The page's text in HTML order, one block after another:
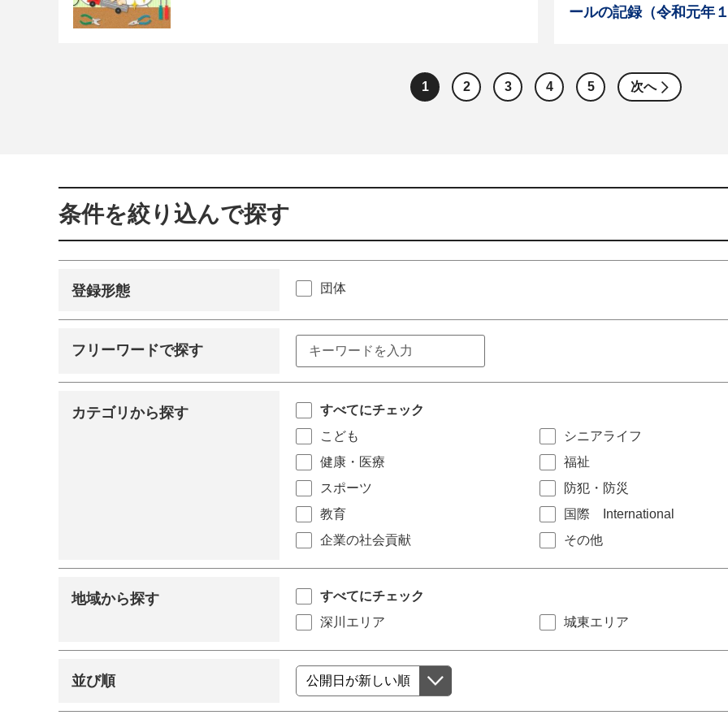
ールの記録（令和元年
1 2 3 4 5 次へ
条件を絞り込んで探す
登録形態 団体
フリーワードで探す
カテゴリから探す
すべてにチェック
こども
シニアライフ
健康・医療
福祉
スポーツ
防犯・防災
教育
国際 International
企業の社会貢献
その他
地域から探す
すべてにチェック
深川エリア
城東エリア
並び順